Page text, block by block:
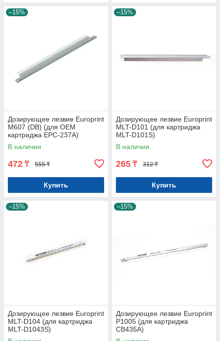
–15%
Дозирующее лезвие Europrint
M607 (DB) (для ОЕМ
картриджа EPC-237A)
В наличии
472 ₸ 555 ₸
Купить
–15%
Дозирующее лезвие Europrint
MLT-D101 (для картриджа
MLT-D101S)
В наличии
265 ₸ 312 ₸
Купить
–15%
Дозирующее лезвие Europrint
MLT-D104 (для картриджа
MLT-D1043S)
–15%
Дозирующее лезвие Europrint
P1005 (для картриджа
CB435A)